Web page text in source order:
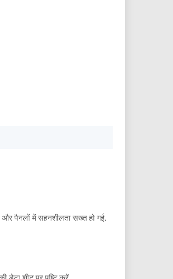
पैनलों में सहनशीलता सख्त हो गई.